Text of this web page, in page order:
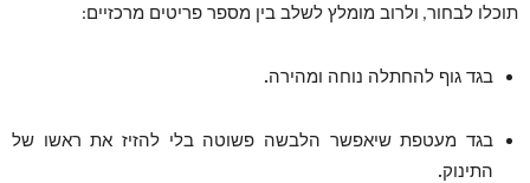
תוכלו לבחור, ולרוב מומלץ לשלב בין מספר פריטים מרכזיים:
בגד גוף להחתלה נוחה ומהירה.
בגד מעטפת שיאפשר הלבשה פשוטה בלי להזיז את ראשו של
התינוק.